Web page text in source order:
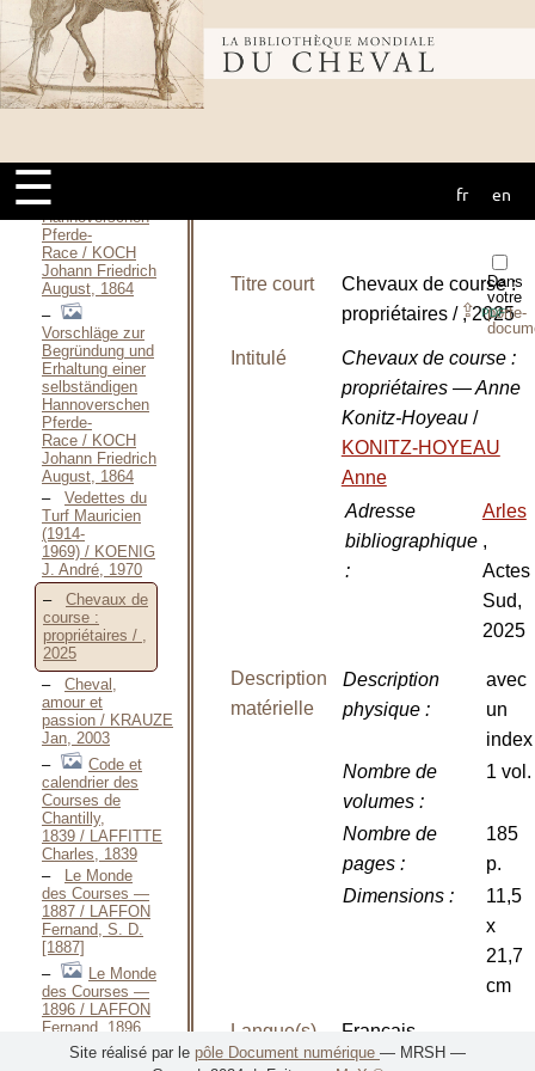
Bibliothèque
mondiale du
cheval
☰ fr en
racing in the
United
States / KILLINGSWORTH
William R., 1985
Erwiderung in
Begründung und
Erhaltung einer
selbständigen
Hannoverschen
Pferde-
Race / KOCH
Johann Friedrich
August, 1864
Vorschläge zur
Begründung und
Erhaltung einer
selbständigen
Hannoverschen
Pferde-
Race / KOCH
Johann Friedrich
August, 1864
Vedettes du
Turf Mauricien
(1914-
1969) / KOENIG
J. André, 1970
Chevaux de
course :
propriétaires / ,
2025
Cheval,
amour et
passion / KRAUZE
Jan, 2003
Code et
calendrier des
Courses de
Chantilly,
1839 / LAFFITTE
Charles, 1839
Le Monde
des Courses —
1887 / LAFFON
Fernand, S. D.
[1887]
Le Monde
des Courses —
1896 / LAFFON
Fernand, 1896
Mémoire sur
Dans
votre
porte-
⇪PDF
Titre court
Chevaux de course :
propriétaires / , 2025
Intitulé
Chevaux de course :
propriétaires — Anne
Konitz-Hoyeau /
KONITZ-HOYEAU
Anne
Adresse
bibliographique
:
Arles
,
Actes
Sud,
2025
Description
matérielle
Description
physique:
avec
un
index
Nombre de
volumes:
1 vol.
Nombre de
pages:
185
p.
Dimensions:
11,5
x
21,7
cm
Langue(s) Français
Site réalisé par le pôle Document numérique — MRSH —